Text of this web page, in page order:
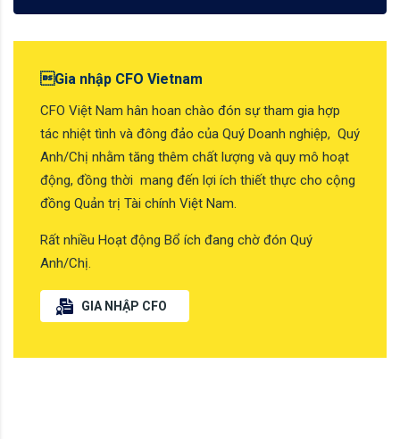
Gia nhập CFO Vietnam
CFO Việt Nam hân hoan chào đón sự tham gia hợp
tác nhiệt tình và đông đảo của Quý Doanh nghiệp, Quý
Anh/Chị nhằm tăng thêm chất lượng và quy mô hoạt
động, đồng thời mang đến lợi ích thiết thực cho cộng
đồng Quản trị Tài chính Việt Nam.
Rất nhiều Hoạt động Bổ ích đang chờ đón Quý
Anh/Chị.
GIA NHẬP CFO